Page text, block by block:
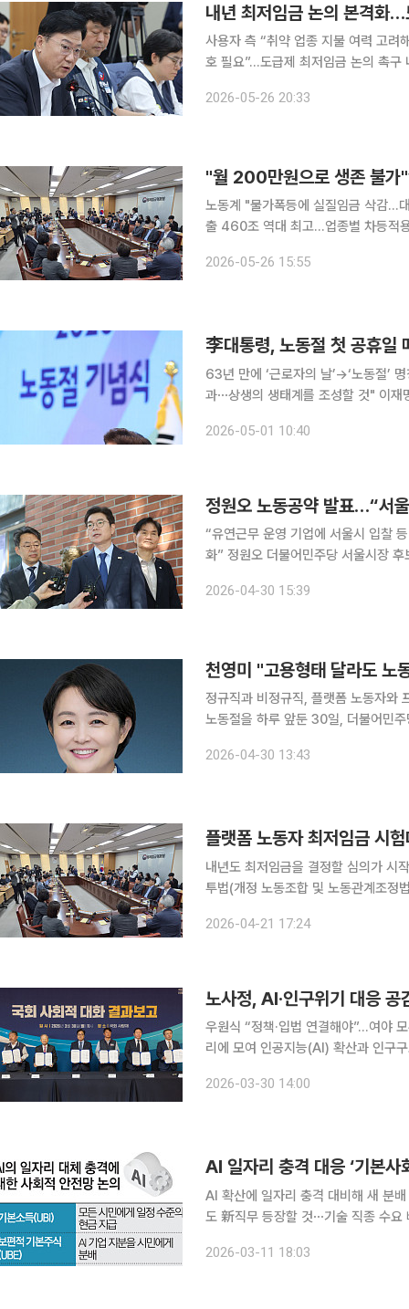
내년 최저임금 논의 본격화…
사용자 측 “취약 업종 지불 여력 고려
호 필요”…도급제 최저임금 논의 촉구 내년도 최저임금을 결정하기 위한 노사 논의가 본격화됐다.
2026-05-26 20:33
노동계 "물가폭등에 실질임금 삭감...
출 460조 역대 최고...업종별 차등적용 필수" 내년도 최저임금 결정을 위한 최
기싸움을 벌였다. 노동계는
2026-05-26 15:55
李대통령, 노동절 첫 공휴일
63년 만에 ‘근로자의 날’→‘노동절’
과⋯상생의 생태계를 조성할 것" 이재명 대통령은 노동절인 1일 청와대에서 열린 2026 노동절 기
2026-05-01 10:40
정원오 노동공약 발표…“서
“유연근무 운영 기업에 서울시 입찰
화” 정원오 더불어민주당 서울시장 후보는 노동절을 하루 앞둔 30일 ‘서울형 유연근무’ 확산과 프리
울 종로구 전태일 기념관 앞에서 기자
2026-04-30 15:39
정규직과 비정규직, 플랫폼 노동자와
노동절을 하루 앞둔 30일, 더불어민
까지 도시를 움직이는 실질적인 힘은
2026-04-30 13:43
내년도 최저임금을 결정할 심의가 시
투법(개정 노동조합 및 노동관계조정
시기까지 겹치며 기업들은 인건비 상
2026-04-21 17:24
노사정, AI·인구위기 대응
우원식 “정책·입법 연결해야”…여야 모두 제도화 필요성 공
리에 모여 인공지능(AI) 확산과 인구
는 우원식 국회의장과 한병도 더불어
2026-03-30 14:00
AI 확산에 일자리 충격 대비해 새 분배 제기⋯AI기본사회 재원ㆍ모델 쟁점일부 직업이 사라지더라
도 新직무 등장할 것⋯기술 직종 수요 빠르게 늘어 최근 증시를 뒤흔든
S&P500은 고점 대비 38% 폭락한다
2026-03-11 18:03